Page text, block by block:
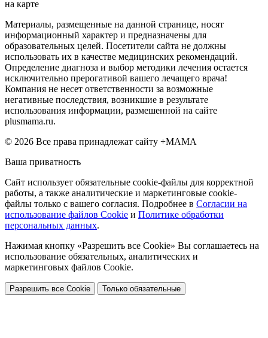
на карте
Материалы, размещенные на данной странице, носят
информационный характер и предназначены для
образовательных целей. Посетители сайта не должны
использовать их в качестве медицинских рекомендаций.
Определение диагноза и выбор методики лечения остается
исключительно прерогативой вашего лечащего врача!
Компания не несет ответственности за возможные
негативные последствия, возникшие в результате
использования информации, размешенной на сайте
plusmama.ru.
© 2026 Все права принадлежат сайту +МАМА
Ваша приватность
Сайт использует обязательные cookie-файлы для корректной
работы, а также аналитические и маркетинговые cookie-
файлы только с вашего согласия. Подробнее в Согласии на
использование файлов Cookie и Политике обработки
персональных данных.
Нажимая кнопку «Разрешить все Cookie» Вы соглашаетесь на
использование обязательных, аналитических и
маркетинговых файлов Cookie.
Разрешить все Cookie Только обязательные